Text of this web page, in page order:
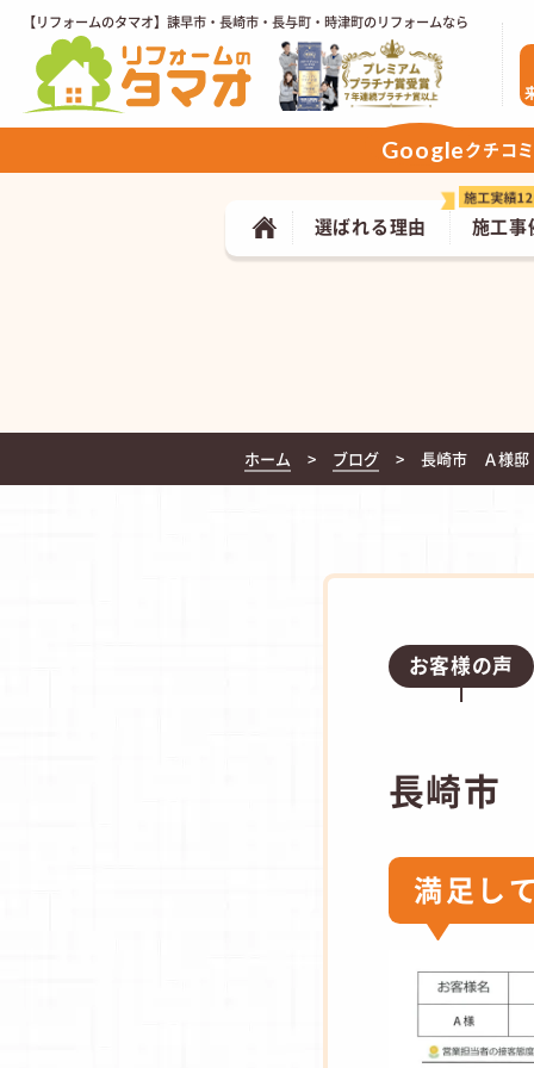
【リフォームのタマオ】諫早市・長崎市・長与町・時津町のリフォームなら
施工事
選ばれる理由
Googleクチコ
ホーム ブログ 長崎市 Ａ様邸
お客様の声
長崎市
満足し